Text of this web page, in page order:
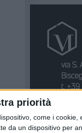
priorità
come i cookie,
da un dispositivo per